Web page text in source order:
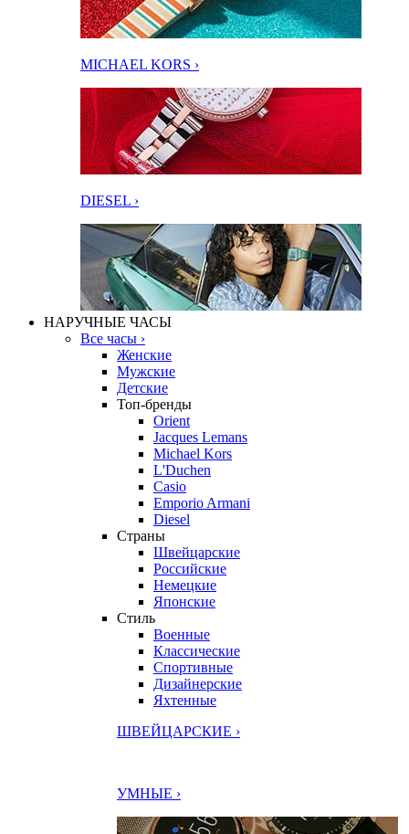
MICHAEL KORS ›
DIESEL ›
НАРУЧНЫЕ ЧАСЫ
Все часы ›
Женские
Мужские
Детские
Топ-бренды
Orient
Jacques Lemans
Michael Kors
L'Duchen
Casio
Emporio Armani
Diesel
Страны
Швейцарские
Российские
Немецкие
Японские
Стиль
Военные
Классические
Спортивные
Дизайнерские
Яхтенные
ШВЕЙЦАРСКИЕ ›
УМНЫЕ ›